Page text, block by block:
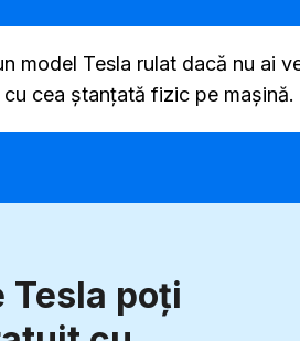
model Tesla rulat dacă nu ai
cea ștanțată fizic pe mașină.
Tesla poți